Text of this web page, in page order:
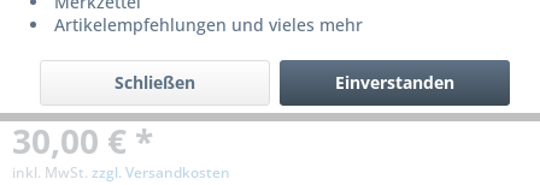
30,00 € *
inkl. MwSt. zzgl. Versandkosten
Artikelempfehlungen und vieles mehr
Einverstanden
Schließen